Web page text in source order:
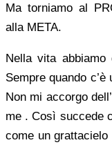
Ma torniamo al
alla META.
Nella vita abbiamo
Sempre quando
Non mi accorgo
me . Così succede
come un